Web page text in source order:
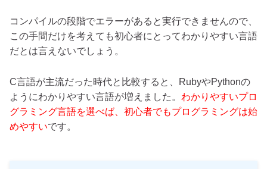
コンパイルの段階でエラーがあると実行できませんので、
この手間だけを考えても初心者にとってわかりやすい言語
だとは言えないでしょう。
C言語が主流だった時代と比較すると、RubyやPythonの
ようにわかりやすい言語が増えました。 わかりやすいプロ
グラミング言語を選べば、初心者でもプログラミングは始
めやすいです。